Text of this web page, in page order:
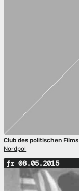
Club des politischen Films
Nordpol
fr 08.05.2015